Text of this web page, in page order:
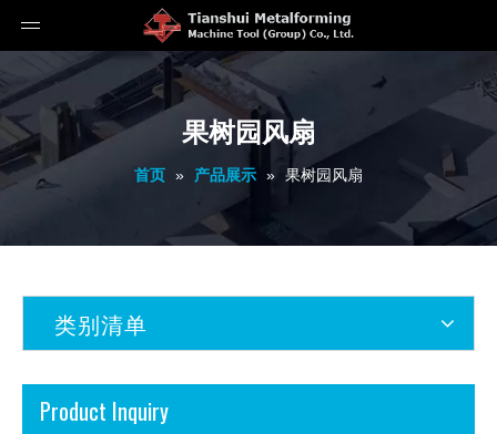
果树园风扇
首页 » 产品展示 » 果树园风扇
类别清单
Product Inquiry